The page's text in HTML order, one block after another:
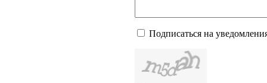
Подписаться на